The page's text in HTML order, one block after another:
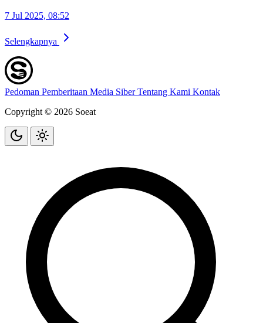
7 Jul 2025, 08:52
Selengkapnya
Pedoman Pemberitaan Media SiberTentang Kami Kontak
Copyright © 2026 Soeat